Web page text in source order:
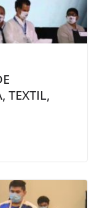
TEXTIL,